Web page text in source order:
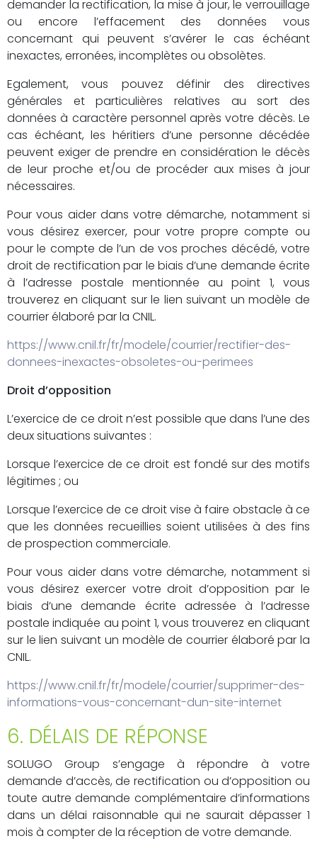
demander la rectification, la mise à jour, le verrouillage
ou encore l’effacement des données vous
concernant qui peuvent s’avérer le cas échéant
inexactes, erronées, incomplètes ou obsolètes.
Egalement, vous pouvez définir des directives
générales et particulières relatives au sort des
données à caractère personnel après votre décès. Le
cas échéant, les héritiers d’une personne décédée
peuvent exiger de prendre en considération le décès
de leur proche et/ou de procéder aux mises à jour
nécessaires.
Pour vous aider dans votre démarche, notamment si
vous désirez exercer, pour votre propre compte ou
pour le compte de l’un de vos proches décédé, votre
droit de rectification par le biais d’une demande écrite
à l’adresse postale mentionnée au point 1, vous
trouverez en cliquant sur le lien suivant un modèle de
courrier élaboré par la CNIL.
https://www.cnil.fr/fr/modele/courrier/rectifier-des-
donnees-inexactes-obsoletes-ou-perimees
Droit d’opposition
L’exercice de ce droit n’est possible que dans l’une des
deux situations suivantes :
Lorsque l’exercice de ce droit est fondé sur des motifs
légitimes ; ou
Lorsque l’exercice de ce droit vise à faire obstacle à ce
que les données recueillies soient utilisées à des fins
de prospection commerciale.
Pour vous aider dans votre démarche, notamment si
vous désirez exercer votre droit d’opposition par le
biais d’une demande écrite adressée à l’adresse
postale indiquée au point 1, vous trouverez en cliquant
sur le lien suivant un modèle de courrier élaboré par la
CNIL.
https://www.cnil.fr/fr/modele/courrier/supprimer-des-
informations-vous-concernant-dun-site-internet
6. DÉLAIS DE RÉPONSE
SOLUGO Group s’engage à répondre à votre
demande d’accès, de rectification ou d’opposition ou
toute autre demande complémentaire d’informations
dans un délai raisonnable qui ne saurait dépasser 1
mois à compter de la réception de votre demande.